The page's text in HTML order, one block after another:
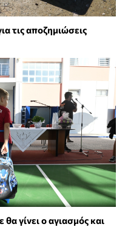
τις αποζημιώσεις
γίνει ο αγιασμός και